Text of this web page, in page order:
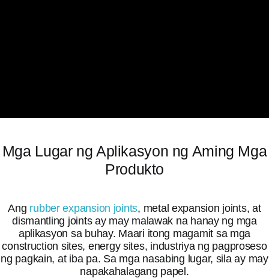
Mga Lugar ng Aplikasyon ng Aming Mga
Produkto
Ang rubber expansion joints, metal expansion joints, at
dismantling joints ay may malawak na hanay ng mga
aplikasyon sa buhay. Maari itong magamit sa mga
construction sites, energy sites, industriya ng pagproseso
ng pagkain, at iba pa. Sa mga nasabing lugar, sila ay may
napakahalagang papel.